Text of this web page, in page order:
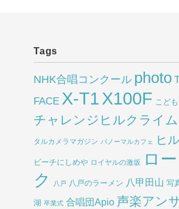
Tags
NHK合唱コンクール photo
FACE X-T1X100F こど
チャレンジヒルクライ
タルカメラマガジン パノーマルカフェ ヒ
ビーチにしめや ロイヤルの激坂
ロ
ク
八戸 八戸のラーメン 八甲田山 写
湖 卒業式 合唱団Apio 声楽アン